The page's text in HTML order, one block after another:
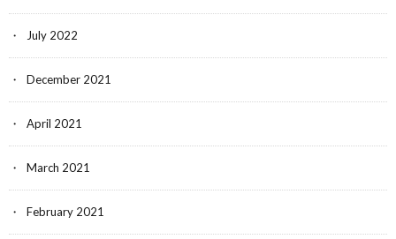
July 2022
December 2021
April 2021
March 2021
February 2021